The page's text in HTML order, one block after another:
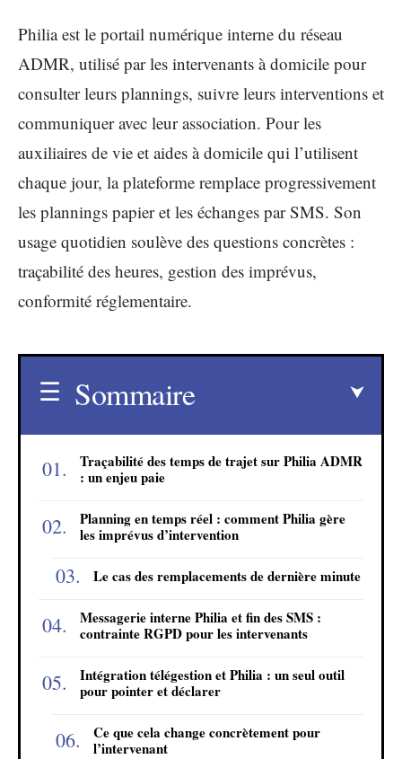
Philia est le portail numérique interne du réseau
ADMR, utilisé par les intervenants à domicile pour
consulter leurs plannings, suivre leurs interventions et
communiquer avec leur association. Pour les
auxiliaires de vie et aides à domicile qui l’utilisent
chaque jour, la plateforme remplace progressivement
les plannings papier et les échanges par SMS. Son
usage quotidien soulève des questions concrètes :
traçabilité des heures, gestion des imprévus,
conformité réglementaire.
Sommaire
Traçabilité des temps de trajet sur Philia ADMR
: un enjeu paie
Planning en temps réel : comment Philia gère
les imprévus d’intervention
Le cas des remplacements de dernière minute
Messagerie interne Philia et fin des SMS :
contrainte RGPD pour les intervenants
Intégration télégestion et Philia : un seul outil
pour pointer et déclarer
Ce que cela change concrètement pour
l’intervenant